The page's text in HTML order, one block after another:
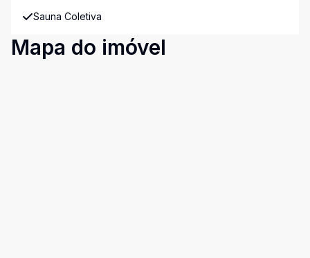
Sauna Coletiva
Mapa do imóvel